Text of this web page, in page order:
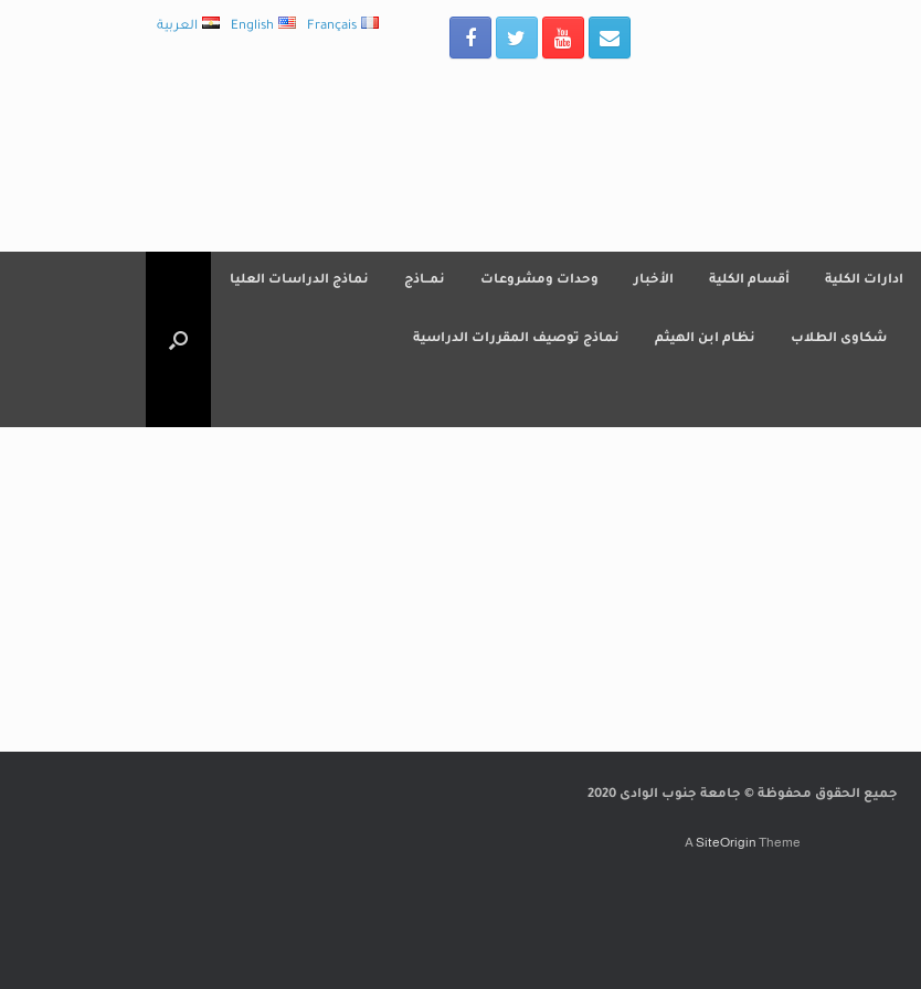
العربية English Français
ادارات الكلية أقسام الكلية الأخبار وحدات ومشروعات نمــاذج نماذج الدراسات العليا
شكاوى الطلاب نظام ابن الهيثم نماذج توصيف المقررات الدراسية
جميع الحقوق محفوظة © جامعة جنوب الوادى 2020
A SiteOrigin Theme